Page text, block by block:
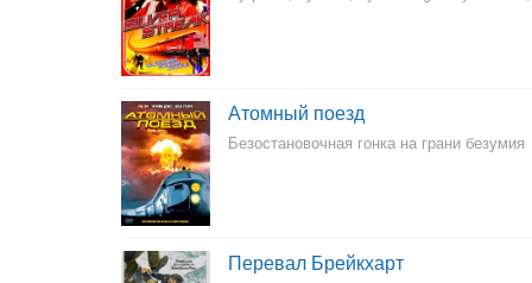
Атомный поезд
Безостановочная гонка на грани безумия
Перевал Брейкхарт